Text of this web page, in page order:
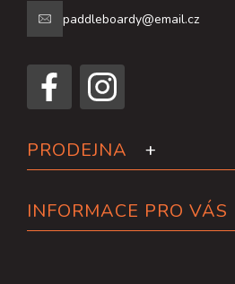
paddleboardy@email.cz
PRODEJNA
INFORMACE PRO VÁS